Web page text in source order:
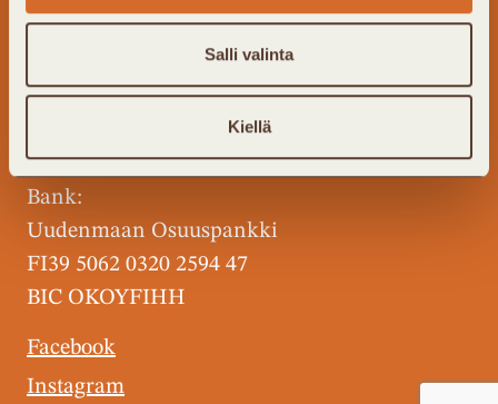
Salli valinta
Kiellä
association; FinDHC ry
Business ID: 2802908-3
info@kaukolampo.fi
Bank:
Uudenmaan Osuuspankki
FI39 5062 0320 2594 47
BIC OKOYFIHH
Facebook
Instagram